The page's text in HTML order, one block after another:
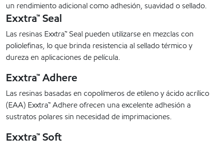
un rendimiento adicional como adhesión, suavidad o sellado.
Exxtra™ Seal
Las resinas Exxtra™ Seal pueden utilizarse en mezclas con
poliolefinas, lo que brinda resistencia al sellado térmico y
dureza en aplicaciones de película.
Exxtra™ Adhere
Las resinas basadas en copolímeros de etileno y ácido acrílico
(EAA) Exxtra™ Adhere ofrecen una excelente adhesión a
sustratos polares sin necesidad de imprimaciones.
Exxtra™ Soft